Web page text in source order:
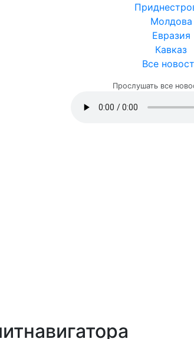
Молдова
Евразия
Кавказ
Все
Прослушать все